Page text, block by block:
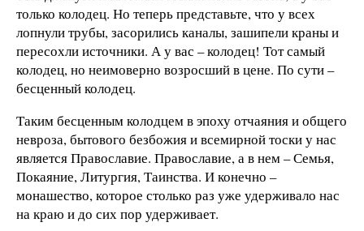
только колодец. Но теперь представьте, что у всех
лопнули трубы, засорились каналы, зашипели краны и
пересохли источники. А у вас – колодец! Тот самый
колодец, но неимоверно возросший в цене. По сути –
бесценный колодец.
Таким бесценным колодцем в эпоху отчаяния и общего
невроза, бытового безбожия и всемирной тоски у нас
является Православие. Православие, а в нем – Семья,
Покаяние, Литургия, Таинства. И конечно –
монашество, которое столько раз уже удерживало нас
на краю и до сих пор удерживает.